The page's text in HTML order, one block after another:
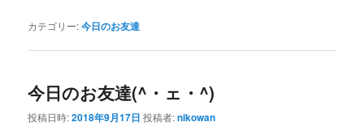
カテゴリー:今日のお友達
今日のお友達(^・ェ・^)
投稿日時:2018年9月17日 投稿者:nikowan